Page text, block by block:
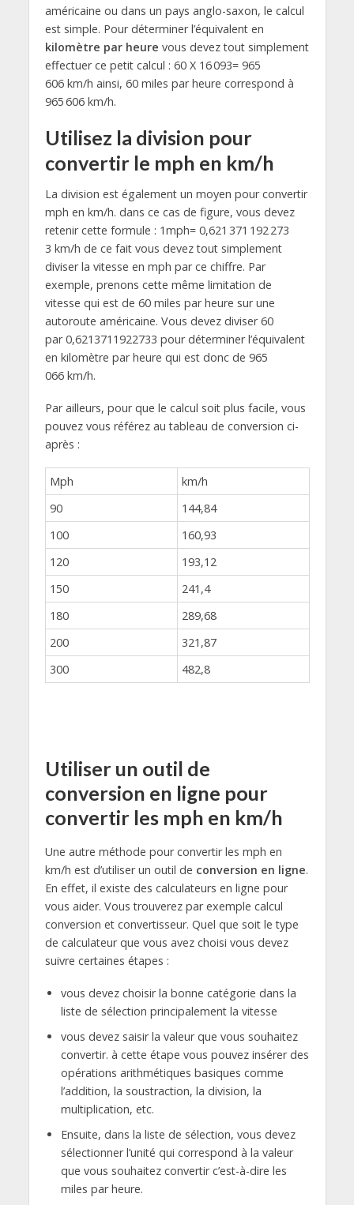
américaine ou dans un pays anglo-saxon, le calcul
est simple. Pour déterminer l’équivalent en
kilomètre par heure vous devez tout simplement
effectuer ce petit calcul : 60 X 16 093= 965
606 km/h ainsi, 60 miles par heure correspond à
965 606 km/h.
Utilisez la division pour
convertir le mph en km/h
La division est également un moyen pour convertir
mph en km/h. dans ce cas de figure, vous devez
retenir cette formule : 1mph= 0,621 371 192 273
3 km/h de ce fait vous devez tout simplement
diviser la vitesse en mph par ce chiffre. Par
exemple, prenons cette même limitation de
vitesse qui est de 60 miles par heure sur une
autoroute américaine. Vous devez diviser 60
par 0,6213711922733 pour déterminer l’équivalent
en kilomètre par heure qui est donc de 965
066 km/h.
Par ailleurs, pour que le calcul soit plus facile, vous
pouvez vous référez au tableau de conversion ci-
après :
Mph
km/h
90
144,84
100
160,93
120
193,12
150
241,4
180
289,68
200
321,87
300
482,8
Utiliser un outil de
conversion en ligne pour
convertir les mph en km/h
Une autre méthode pour convertir les mph en
km/h est d’utiliser un outil de conversion en ligne.
En effet, il existe des calculateurs en ligne pour
vous aider. Vous trouverez par exemple calcul
conversion et convertisseur. Quel que soit le type
de calculateur que vous avez choisi vous devez
suivre certaines étapes :
vous devez choisir la bonne catégorie dans la
liste de sélection principalement la vitesse
vous devez saisir la valeur que vous souhaitez
convertir. à cette étape vous pouvez insérer des
opérations arithmétiques basiques comme
l’addition, la soustraction, la division, la
multiplication, etc.
Ensuite, dans la liste de sélection, vous devez
sélectionner l’unité qui correspond à la valeur
que vous souhaitez convertir c’est-à-dire les
miles par heure.